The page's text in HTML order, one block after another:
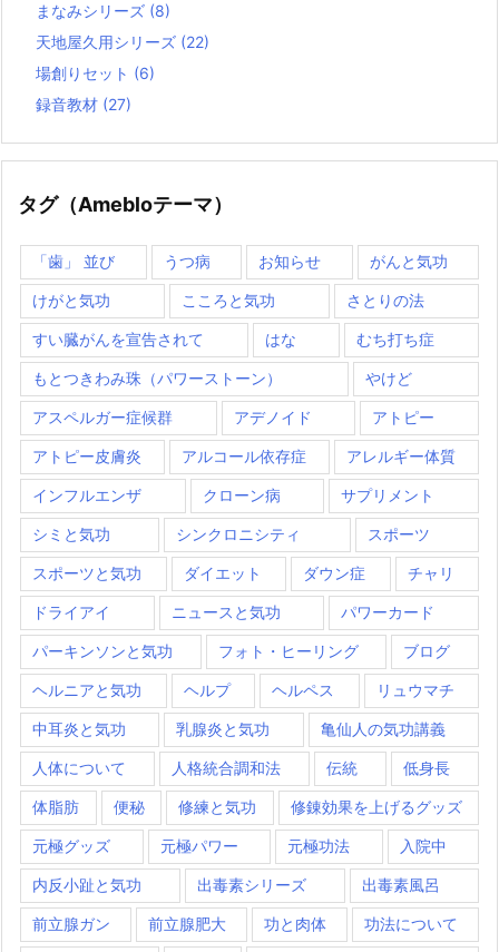
まなみシリーズ (8)
天地屋久用シリーズ (22)
場創りセット (6)
録音教材 (27)
タグ（Amebloテーマ）
「歯」 並び うつ病 お知らせ がんと気功
けがと気功 こころと気功 さとりの法
すい臓がんを宣告されて はな むち打ち症
もとつきわみ珠（パワーストーン） やけど
アスペルガー症候群 アデノイド アトピー
アトピー皮膚炎 アルコール依存症 アレルギー体質
インフルエンザ クローン病 サプリメント
シミと気功 シンクロニシティ スポーツ
スポーツと気功 ダイエット ダウン症 チャリ
ドライアイ ニュースと気功 パワーカード
パーキンソンと気功 フォト・ヒーリング ブログ
ヘルニアと気功 ヘルプ ヘルペス リュウマチ
中耳炎と気功 乳腺炎と気功 亀仙人の気功講義
人体について 人格統合調和法 伝統 低身長
体脂肪 便秘 修練と気功 修錬効果を上げるグッズ
元極グッズ 元極パワー 元極功法 入院中
内反小趾と気功 出毒素シリーズ 出毒素風呂
前立腺ガン 前立腺肥大 功と肉体 功法について